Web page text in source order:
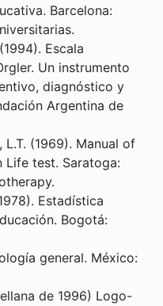
Barcelona:
Escala
Un instrumento
diagnóstico y
Argentina de
(1969). Manual of
Life test. Saratoga:
Estadística
Bogotá:
general. México:
de 1996) Logo-